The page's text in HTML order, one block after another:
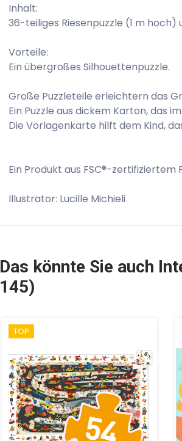
Inhalt:
36-teiliges Riesenpuzzle (1 m
Vorteile:
Ein übergroßes Silhouettenpuzzle.
Große Puzzleteile erleichtern das
Ein Puzzle aus dickem Karton, das
Die Vorlagenkarte hilft dem Kind,
Ein Produkt aus FSC®-zertifiziertem
Illustrator: Lucille Michieli
Das könnte Sie auch
145)
TOP